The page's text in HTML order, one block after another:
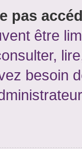
pas
être
besoin